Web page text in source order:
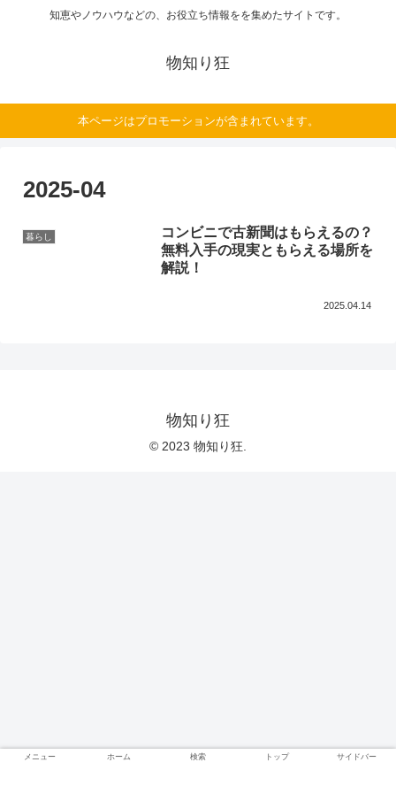
知恵やノウハウなどの、お役立ち情報をを集めたサイトです。
物知り狂
本ページはプロモーションが含まれています。
2025-04
暮らし
コンビニで古新聞はもらえるの？
無料入手の現実ともらえる場所を
解説！
2025.04.14
物知り狂
© 2023 物知り狂.
メニュー ホーム 検索 トップ サイドバー